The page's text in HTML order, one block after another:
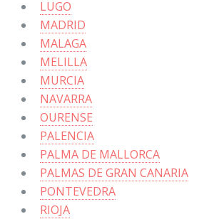
LUGO
MADRID
MALAGA
MELILLA
MURCIA
NAVARRA
OURENSE
PALENCIA
PALMA DE MALLORCA
PALMAS DE GRAN CANARIA
PONTEVEDRA
RIOJA